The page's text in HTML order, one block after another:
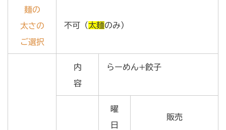
麺の
太さの
ご選択
不可（太麺のみ）
内
容
らーめん+餃子
曜
日
販売